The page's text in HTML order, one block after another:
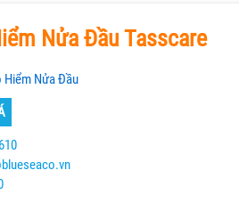
Nửa Đầu Tasscare
Hiểm Nửa Đầu